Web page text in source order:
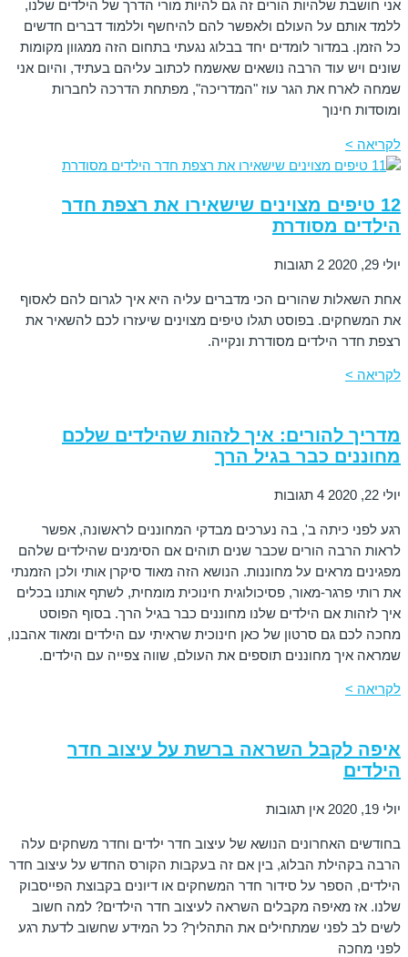
אני חושבת שלהיות הורים זה גם להיות מורי הדרך של הילדים שלנו,
ללמד אותם על העולם ולאפשר להם להיחשף וללמוד דברים חדשים
כל הזמן. במדור לומדים יחד בבלוג נגעתי בתחום הזה ממגוון מקומות
שונים ויש עוד הרבה נושאים שאשמח לכתוב עליהם בעתיד, והיום אני
שמחה לארח את הגר עוז "המדריכה", מפתחת הדרכה לחברות
ומוסדות חינוך
לקריאה >
12 טיפים מצוינים שישאירו את רצפת חדר
הילדים מסודרת
יולי 29, 2020 2 תגובות
אחת השאלות שהורים הכי מדברים עליה היא איך לגרום להם לאסוף
את המשחקים. בפוסט תגלו טיפים מצוינים שיעזרו לכם להשאיר את
רצפת חדר הילדים מסודרת ונקייה.
לקריאה >
מדריך להורים: איך לזהות שהילדים שלכם
מחוננים כבר בגיל הרך
יולי 22, 2020 4 תגובות
רגע לפני כיתה ב', בה נערכים מבדקי המחוננים לראשונה, אפשר
לראות הרבה הורים שכבר שנים תוהים אם הסימנים שהילדים שלהם
מפגינים מראים על מחוננות. הנושא הזה מאוד סיקרן אותי ולכן הזמנתי
את רותי פרגר-מאור, פסיכולוגית חינוכית מומחית, לשתף אותנו בכלים
איך לזהות אם הילדים שלנו מחוננים כבר בגיל הרך. בסוף הפוסט
מחכה לכם גם סרטון של כאן חינוכית שראיתי עם הילדים ומאוד אהבנו,
שמראה איך מחוננים תוספים את העולם, שווה צפייה עם הילדים.
לקריאה >
איפה לקבל השראה ברשת על עיצוב חדר
הילדים
יולי 19, 2020 אין תגובות
בחודשים האחרונים הנושא של עיצוב חדר ילדים וחדר משחקים עלה
הרבה בקהילת הבלוג, בין אם זה בעקבות הקורס החדש על עיצוב חדר
הילדים, הספר על סידור חדר המשחקים או דיונים בקבוצת הפייסבוק
שלנו. אז מאיפה מקבלים השראה לעיצוב חדר הילדים? למה חשוב
לשים לב לפני שמתחילים את התהליך? כל המידע שחשוב לדעת רגע
לפני מחכה